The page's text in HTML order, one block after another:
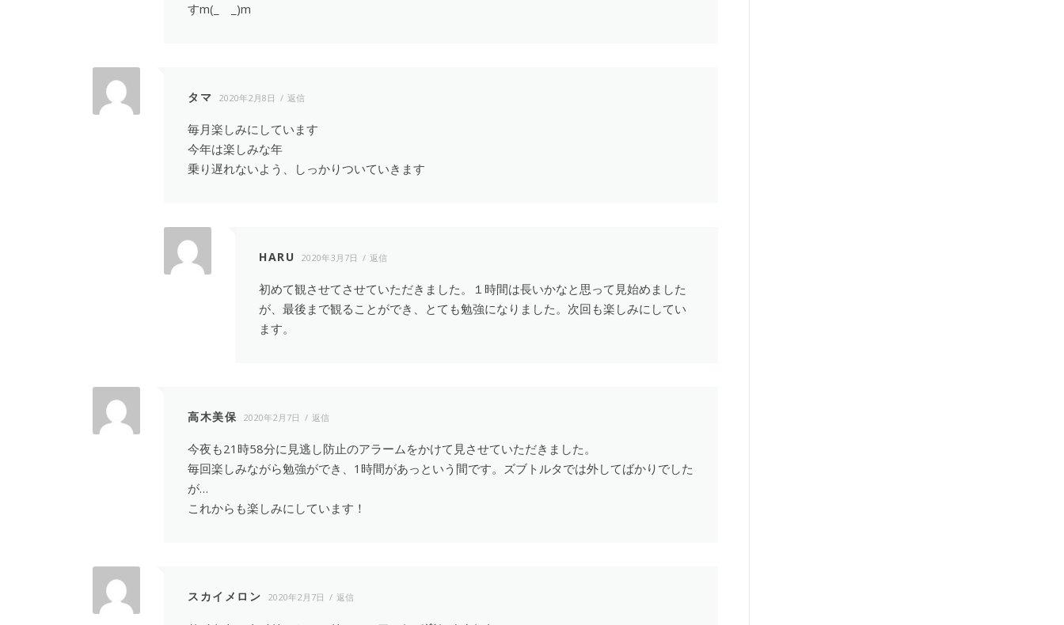
すm(_ _)m
タマ 2020年2月8日 返信
毎月楽しみにしています
今年は楽しみな年
乗り遅れないよう、しっかりついていきます
HARU 2020年3月7日 返信
初めて観させてさせていただきました。１時間は長いかなと思って見始めました
が、最後まで観ることができ、とても勉強になりました。次回も楽しみにしてい
ます。
高木美保 2020年2月7日 返信
今夜も21時58分に見逃し防止のアラームをかけて見させていただきました。
毎回楽しみながら勉強ができ、1時間があっという間です。ズブトルタでは外してばかりでした
が…
これからも楽しみにしています！
スカイメロン 2020年2月7日 返信